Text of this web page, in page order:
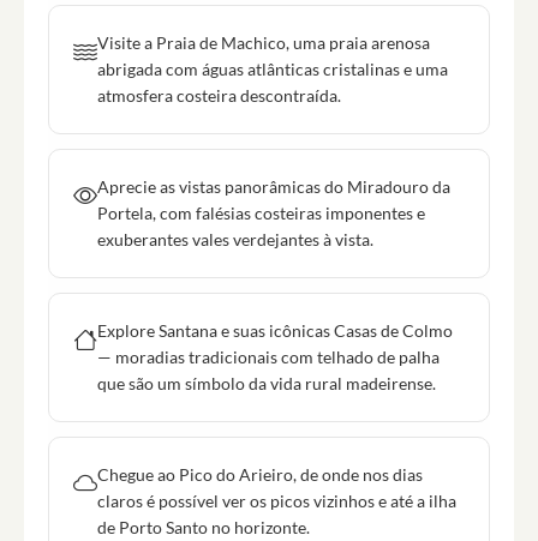
Visite a Praia de Machico, uma praia arenosa
abrigada com águas atlânticas cristalinas e uma
atmosfera costeira descontraída.
Aprecie as vistas panorâmicas do Miradouro da
Portela, com falésias costeiras imponentes e
exuberantes vales verdejantes à vista.
Explore Santana e suas icônicas Casas de Colmo
— moradias tradicionais com telhado de palha
que são um símbolo da vida rural madeirense.
Chegue ao Pico do Arieiro, de onde nos dias
claros é possível ver os picos vizinhos e até a ilha
de Porto Santo no horizonte.